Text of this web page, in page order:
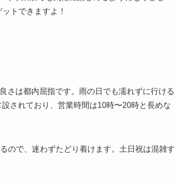
トできますよ！
さは都内屈指です。雨の日でも濡れずに行ける
設されており、営業時間は10時〜20時と長めな
ので、迷わずたどり着けます。土日祝は混雑す